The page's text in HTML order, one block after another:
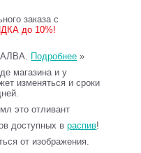
заказа с
до 10%!
Подробнее »
магазина и у
изменяться и сроки
это отливант
доступных враспив!
от изображения.